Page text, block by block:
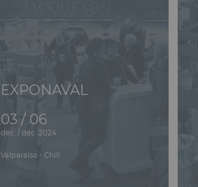
EXPONAVAL
03 / 06
déc. / déc. 2024
Valparaíso - Chili